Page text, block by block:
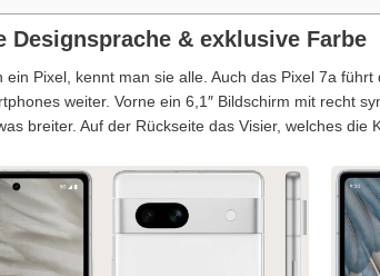
Designsprache & exklusive Farbe
ein Pixel, kennt man sie alle. Auch das Pixel 7a
weiter. Vorne ein 6,1″ Bildschirm mit recht
breiter. Auf der Rückseite das Visier, welches die